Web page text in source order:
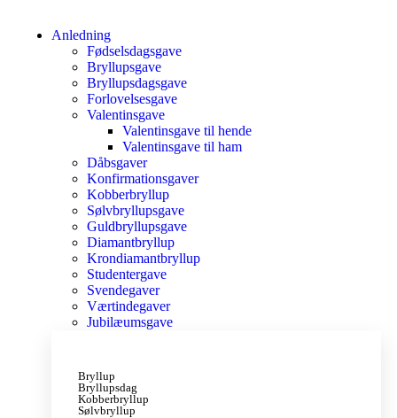
Anledning
Fødselsdagsgave
Bryllupsgave
Bryllupsdagsgave
Forlovelsesgave
Valentinsgave
Valentinsgave til hende
Valentinsgave til ham
Dåbsgaver
Konfirmationsgaver
Kobberbryllup
Sølvbryllupsgave
Guldbryllupsgave
Diamantbryllup
Krondiamantbryllup
Studentergave
Svendegaver
Værtindegaver
Jubilæumsgave
Bryllup
Bryllupsdag
Kobberbryllup
Sølvbryllup